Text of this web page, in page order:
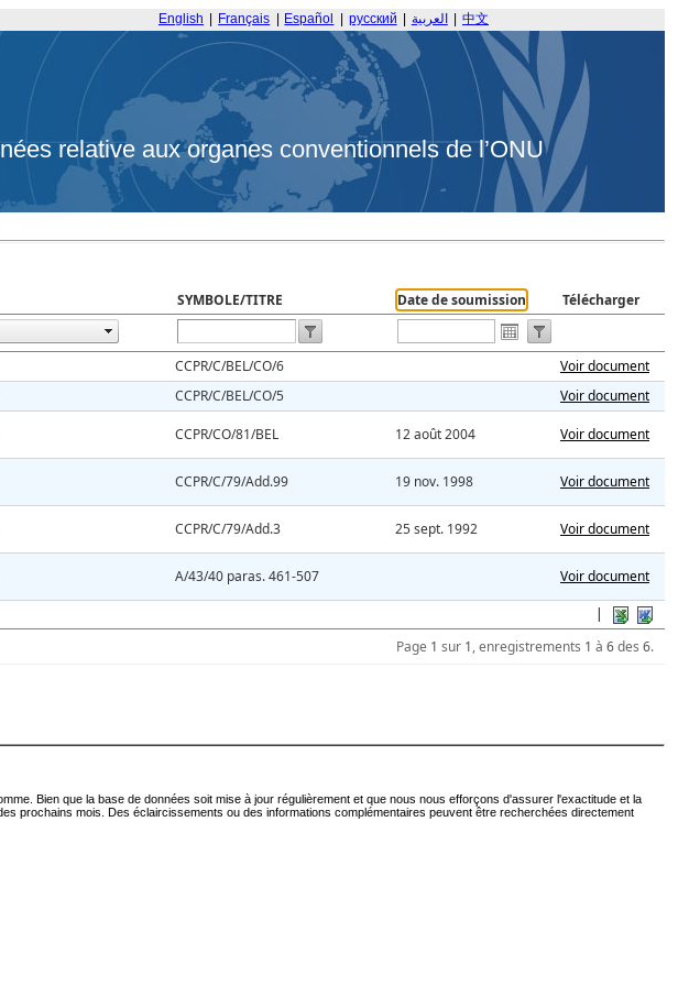
English Français Español русский العربية 中文
relative aux organes conventionnels de l’ONU
SYMBOLE/TITRE Date de soumission
Télécharger
|
Page 1 sur 1, enregistrements 1 à 6des 6.
CCPR/C/BEL/CO/6
Voir document
CCPR/C/BEL/CO/5
Voir document
CCPR/CO/81/BEL 12 août 2004 Voir document
CCPR/C/79/Add.99 19 nov. 1998 Voir document
CCPR/C/79/Add.3 25 sept. 1992 Voir document
A/43/40 paras. 461-507 Voir document
Bien que la base de données soit mise à jour régulièrement et que nous nous efforçons d'assurer l'exactitude et la
prochains mois. Des éclaircissements ou des informations complémentaires peuvent être recherchées directement